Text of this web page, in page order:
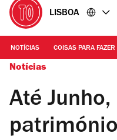
LISBOA
NOTÍCIAS COISAS PARA FAZER
Notícias
Até